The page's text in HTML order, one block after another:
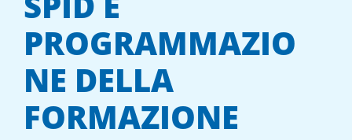
PROGRAMMAZIO
NE DELLA
FORMAZIONE